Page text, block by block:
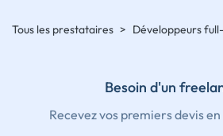
Tous les prestataires > Développeurs
Besoin d'un
Recevez vos premiers devis